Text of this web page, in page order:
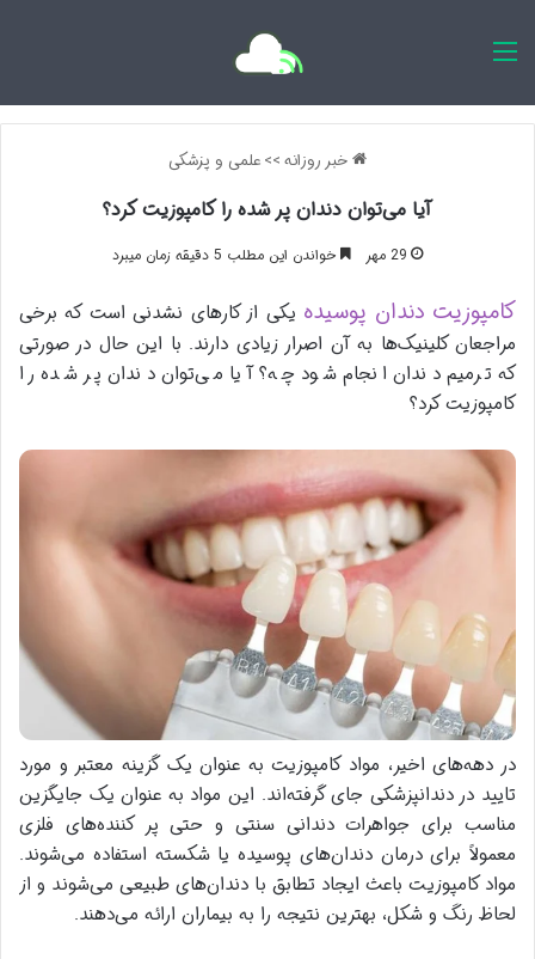
خبر روزانه>>علمی و پزشکی
آیا می‌توان دندان پر شده را کامپوزیت کرد؟
29 مهر خواندن این مطلب 5 دقیقه زمان میبرد
کامپوزیت دندان پوسیده یکی از کارهای نشدنی است که برخی
مراجعان کلینیک‌ها به آن اصرار زیادی دارند. با این حال در صورتی
که ترمیم دندان انجام شود چه؟ آیا می‌توان دندان پر شده را
کامپوزیت کرد؟
در دهه‌های اخیر، مواد کامپوزیت به عنوان یک گزینه معتبر و مورد
تایید در دندانپزشکی جای گرفته‌اند. این مواد به عنوان یک جایگزین
مناسب برای جواهرات دندانی سنتی و حتی پر کننده‌های فلزی
معمولاً برای درمان دندان‌های پوسیده یا شکسته استفاده می‌شوند.
مواد کامپوزیت باعث ایجاد تطابق با دندان‌های طبیعی می‌شوند و از
لحاظ رنگ و شکل، بهترین نتیجه را به بیماران ارائه می‌دهند.